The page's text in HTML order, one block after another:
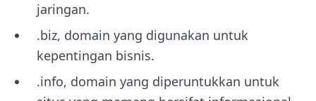
jaringan.
.biz, domain yang digunakan untuk
kepentingan bisnis.
.info, domain yang diperuntukkan untuk